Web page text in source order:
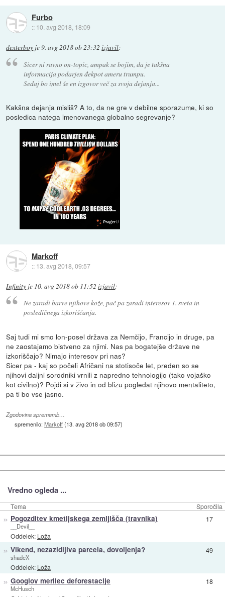
Furbo
:: 10. avg 2018, 18:09
dexterboy je9. avg 2018 ob 23:32 izjavil:
Sicer ni ravno on-topic, ampak se bojim, da je takšna
informacija podarjen đekpot ameru trumpu.
Sedaj bo imel še en izgovor več za svoja dejanja...
Kakšna dejanja misliš? A to, da ne gre v debilne sporazume, ki so
posledica natega imenovanega globalno segrevanje?
Markoff
:: 13. avg 2018, 09:57
Infinity je 10. avg 2018 ob 11:52 izjavil:
Ne zaradi barve njihove kože, pač pa zaradi interesov 1. sveta in
posledičnega izkoriščanja.
Saj tudi mi smo lon-posel država za Nemčijo, Francijo in druge, pa
ne zaostajamo bistveno za njimi. Nas pa bogatejše države ne
izkoriščajo? Nimajo interesov pri nas?
Sicer pa - kaj so počeli Afričani na stotisoče let, preden so se
njihovi daljni sorodniki vrnili z napredno tehnologijo (tako vojaško
kot civilno)? Pojdi si v živo in od blizu pogledat njihovo mentaliteto,
pa ti bo vse jasno.
Zgodovina sprememb…
spremenilo:Markoff(13. avg 2018 ob 09:57)
Vredno ogleda ...
Tema Sporočila
» Pogozditev kmetijskega zemljišča (travnika)
__Devil__
Oddelek: Loža
17
» Vikend, nezazidljiva parcela, dovoljenja?
shadeX
Oddelek: Loža
49
» Googlov merilec deforestacije
McHusch
18